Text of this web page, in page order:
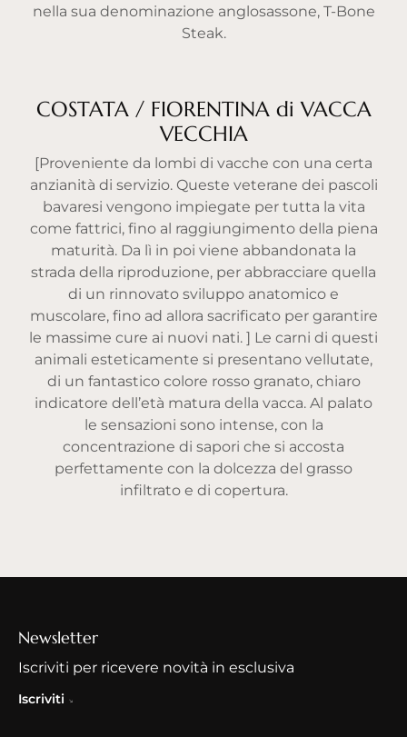
nella sua denominazione anglosassone, T-Bone
Steak.
COSTATA / FIORENTINA di VACCA
VECCHIA
[Proveniente da lombi di vacche con una certa
anzianità di servizio. Queste veterane dei pascoli
bavaresi vengono impiegate per tutta la vita
come fattrici, fino al raggiungimento della piena
maturità. Da lì in poi viene abbandonata la
strada della riproduzione, per abbracciare quella
di un rinnovato sviluppo anatomico e
muscolare, fino ad allora sacrificato per garantire
le massime cure ai nuovi nati. ] Le carni di questi
animali esteticamente si presentano vellutate,
di un fantastico colore rosso granato, chiaro
indicatore dell’età matura della vacca. Al palato
le sensazioni sono intense, con la
concentrazione di sapori che si accosta
perfettamente con la dolcezza del grasso
infiltrato e di copertura.
Newsletter
Iscriviti per ricevere novità in esclusiva
Iscriviti